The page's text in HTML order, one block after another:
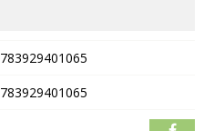
783929401065
783929401065